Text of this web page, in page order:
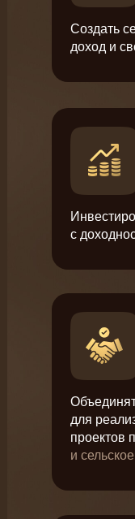
Создать
доход и
с
для
проектов
и